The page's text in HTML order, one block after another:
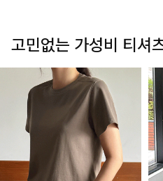
고민없는 가성비 티셔